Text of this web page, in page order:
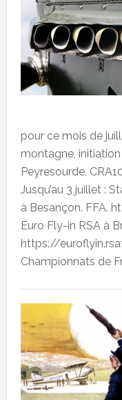
pour ce mois de
montagne,
Peyresourde.
Jusqu’au 3 juillet :
à Besançon. FFA.
Euro Fly-in RSA à
https://
Championnats de